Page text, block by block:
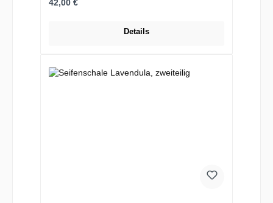
Regulärer Preis:
42,00 €
Details